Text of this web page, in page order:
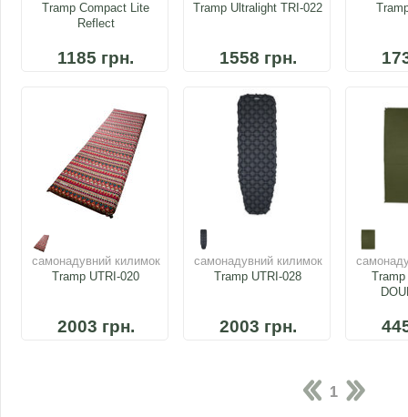
Tramp Compact Lite
Reflect
1185 грн.
Tramp Ultralight TRI-022
1558 грн.
самонадувний килимок
Tramp UTRI-020
2003 грн.
самонадувний килимок
Tramp UTRI-028
2003 грн.
1